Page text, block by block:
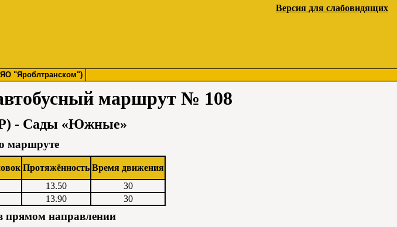
Версия для слабовидящих
"Яроблтранском")
маршрут № 108
- Сады «Южные»
маршруте
Протяжённость Время движения
13.50
30
13.90 30
прямом направлении